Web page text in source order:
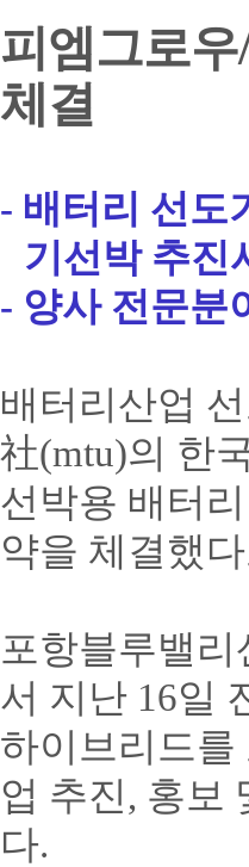
피엠그로우/
체결
- 배터리 선도
기선박 추진
- 양사 전문분
배터리산업
社(mtu)의 한
선박용 배터
약을 체결했
포항블루밸
서 지난 16일
하이브리드를
업 추진, 홍보
다.